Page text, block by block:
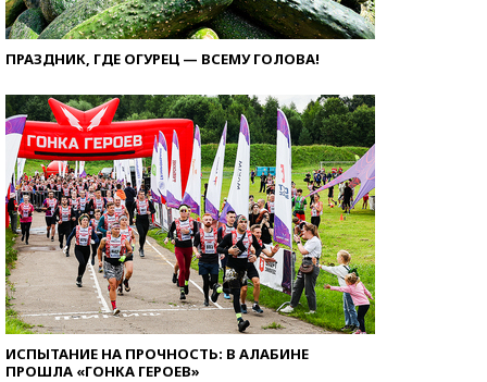
ПРАЗДНИК, ГДЕ ОГУРЕЦ — ВСЕМУ ГОЛОВА!
ИСПЫТАНИЕ НА ПРОЧНОСТЬ: В АЛАБИНЕ
ПРОШЛА «ГОНКА ГЕРОЕВ»